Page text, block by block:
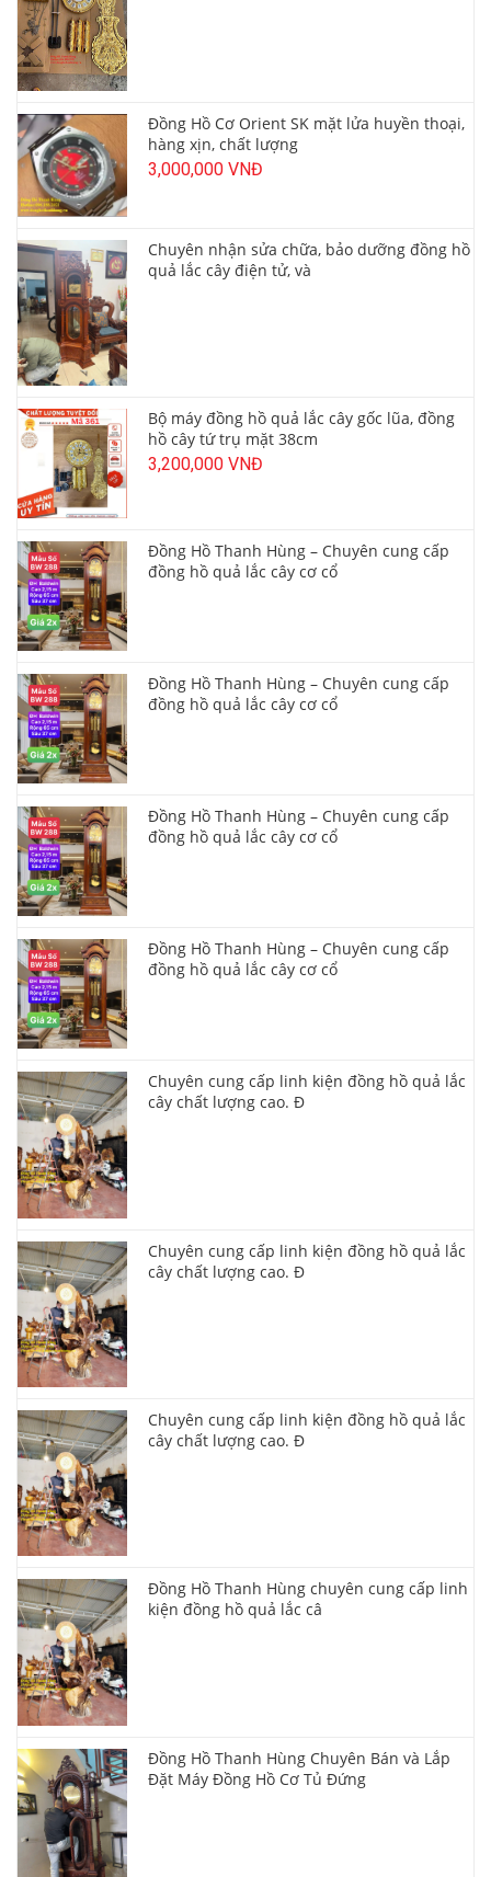
Đồng Hồ Cơ Orient SK mặt lửa huyền thoại,
hàng xịn, chất lượng
3,000,000 VNĐ
Chuyên nhận sửa chữa, bảo dưỡng đồng hồ
quả lắc cây điện tử, và
Bộ máy đồng hồ quả lắc cây gốc lũa, đồng
hồ cây tứ trụ mặt 38cm
3,200,000 VNĐ
Đồng Hồ Thanh Hùng – Chuyên cung cấp
đồng hồ quả lắc cây cơ cổ
Đồng Hồ Thanh Hùng – Chuyên cung cấp
đồng hồ quả lắc cây cơ cổ
Đồng Hồ Thanh Hùng – Chuyên cung cấp
đồng hồ quả lắc cây cơ cổ
Đồng Hồ Thanh Hùng – Chuyên cung cấp
đồng hồ quả lắc cây cơ cổ
Chuyên cung cấp linh kiện đồng hồ quả lắc
cây chất lượng cao. Đ
Chuyên cung cấp linh kiện đồng hồ quả lắc
cây chất lượng cao. Đ
Chuyên cung cấp linh kiện đồng hồ quả lắc
cây chất lượng cao. Đ
Đồng Hồ Thanh Hùng chuyên cung cấp linh
kiện đồng hồ quả lắc câ
Đồng Hồ Thanh Hùng Chuyên Bán và Lắp
Đặt Máy Đồng Hồ Cơ Tủ Đứng